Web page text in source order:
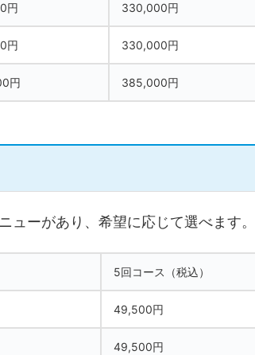
円 330,000円
円 330,000円
円 385,000円
ーがあり、希望に応じて選べます。
5回コース（税込）
49,500円
49,500円